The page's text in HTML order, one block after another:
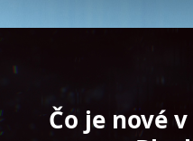
Čo je nové